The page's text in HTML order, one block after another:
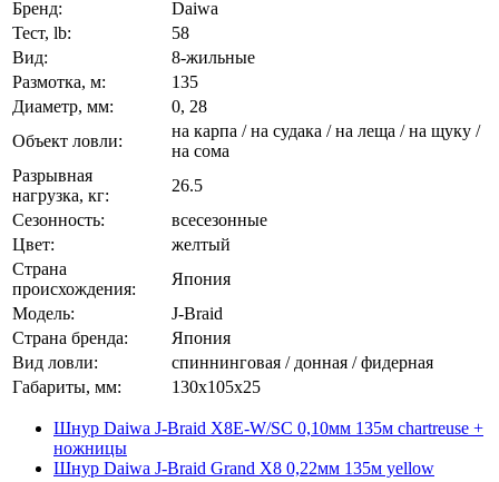
Бренд:
Daiwa
Тест, lb:
58
Вид:
8-жильные
Размотка, м:
135
Диаметр, мм:
0, 28
Объект ловли:
на карпа / на судака / на леща / на щуку /
на сома
Разрывная
нагрузка, кг:
26.5
Сезонность:
всесезонные
Цвет:
желтый
Страна
происхождения:
Япония
Модель:
J-Braid
Страна бренда:
Япония
Вид ловли:
спиннинговая / донная / фидерная
Габариты, мм:
130x105x25
Шнур Daiwa J-Braid X8E-W/SC 0,10мм 135м chartreuse +
ножницы
Шнур Daiwa J-Braid Grand X8 0,22мм 135м yellow